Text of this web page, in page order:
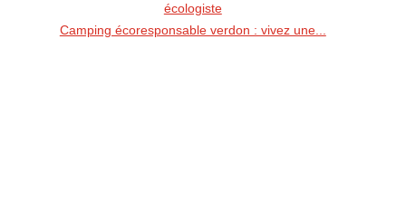
écologiste
Camping écoresponsable verdon : vivez une...